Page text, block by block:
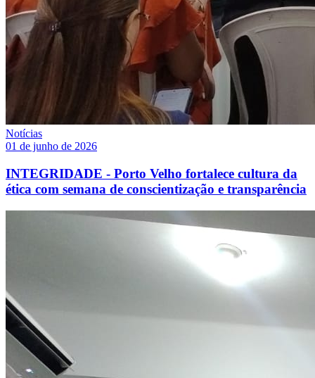
Notícias
01 de junho de 2026
INTEGRIDADE - Porto Velho fortalece cultura da
ética com semana de conscientização e transparência